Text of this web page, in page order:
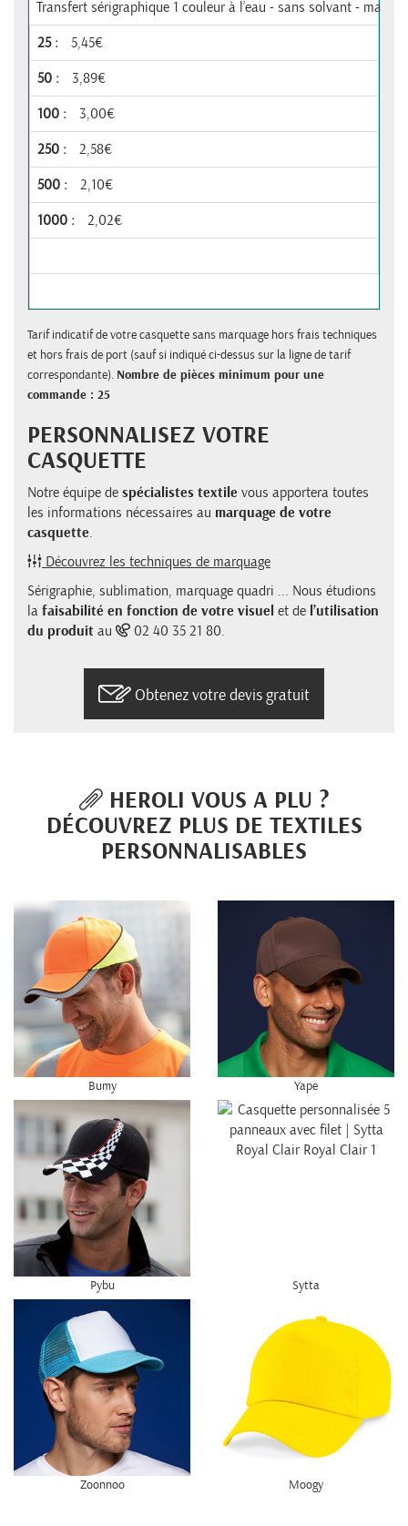
Transfert sérigraphique 1 couleur à l’eau - sans solvant - max
5,45€
3,89€
3,00€
2,58€
2,10€
2,02€
Tarif indicatif de votre casquette sans marquage hors frais techniques
et hors frais de port (sauf si indiqué ci-dessus sur la ligne de tarif
correspondante). Nombre de pièces minimum pour une
commande : 25
PERSONNALISEZ VOTRE
CASQUETTE
Notre équipe de spécialistes textile vous apportera toutes
les informations nécessaires au marquage de votre
casquette
Découvrez les techniques de marquage
Sérigraphie, sublimation, marquage quadri ... Nous étudions
la faisabilité en fonction de votre visuel et de l’utilisation
du produit au 02 40 35 21 80.
Obtenez votre devis gratuit
HEROLI VOUS A PLU ?
DÉCOUVREZ PLUS DE TEXTILES
PERSONNALISABLES
Bumy Yape
Pybu Sytta
Zoonnoo Moogy